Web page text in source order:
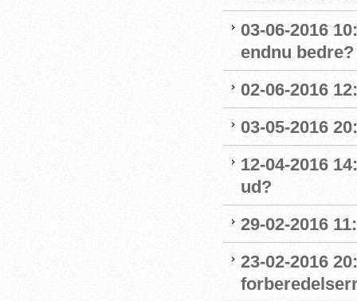
03-06-2016
endnu bedre?
02-06-2016
03-05-2016
12-04-2016
ud?
29-02-2016
23-02-2016